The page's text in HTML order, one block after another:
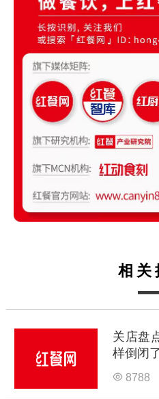
相关
关店盘
样倒闭
8788